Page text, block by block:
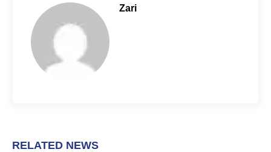
k
A
Zari
RELATED NEWS